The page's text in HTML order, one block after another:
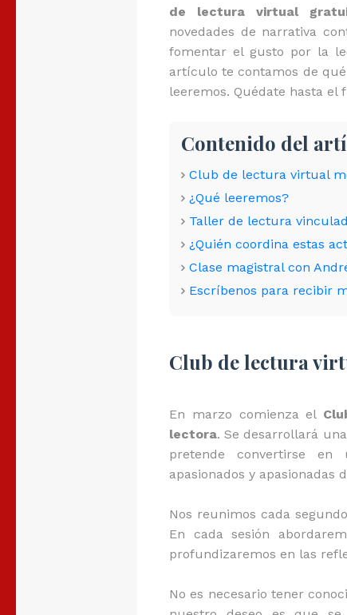
de lectura virtual
novedades de narrativa
fomentar el gusto por la
artículo te contamos de
leeremos. Quédate hasta el
Contenido del
Club de lectura virtual
¿Qué leeremos?
Taller de lectura
¿Quién coordina estas
Clase magistral con
Escríbenos para recibir
Club de lectura
En marzo comienza el
lectora. Se desarrollará
pretende convertirse
apasionados y apasionadas
Nos reunimos cada
En cada sesión
profundizaremos en las
No es necesario tener